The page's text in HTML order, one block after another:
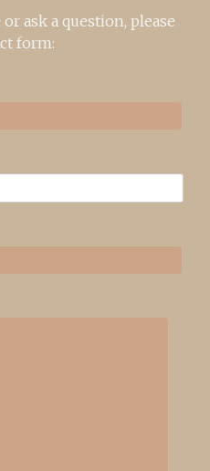
ask a question, please
form: